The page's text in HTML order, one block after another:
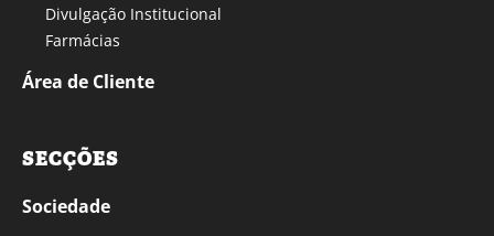
Divulgação Institucional
Farmácias
Área de Cliente
SECÇÕES
Sociedade